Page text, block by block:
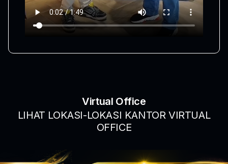
Virtual Office
LIHAT LOKASI-LOKASI KANTOR VIRTUAL
OFFICE